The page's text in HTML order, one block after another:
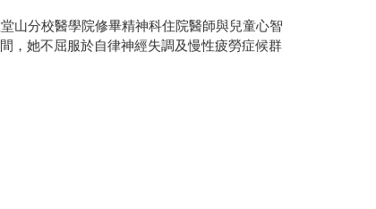
山分校醫學院修畢精神科住院醫師與兒童心智
，她不屈服於自律神經失調及慢性疲勞症候群